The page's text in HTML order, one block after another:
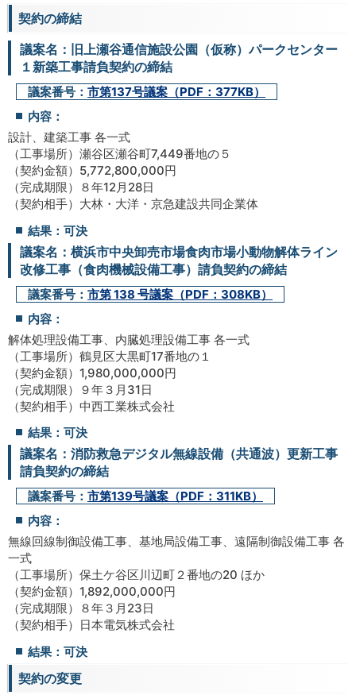
契約の締結
議案名：旧上瀬谷通信施設公園（仮称）パークセンター
１新築工事請負契約の締結
議案番号： 市第137号議案（PDF：377KB）
内容：
設計、建築工事 各一式
（工事場所）瀬谷区瀬谷町7,449番地の５
（契約金額）5,772,800,000円
（完成期限）８年12月28日
（契約相手）大林・大洋・京急建設共同企業体
結果：可決
議案名：横浜市中央卸売市場食肉市場小動物解体ライン
改修工事（食肉機械設備工事）請負契約の締結
議案番号： 市第 138 号議案（PDF：308KB）
内容：
解体処理設備工事、内臓処理設備工事 各一式
（工事場所）鶴見区大黒町17番地の１
（契約金額）1,980,000,000円
（完成期限）９年３月31日
（契約相手）中西工業株式会社
結果：可決
議案名：消防救急デジタル無線設備（共通波）更新工事
請負契約の締結
議案番号： 市第139号議案（PDF：311KB）
内容：
無線回線制御設備工事、基地局設備工事、遠隔制御設備工事 各
一式
（工事場所）保土ケ谷区川辺町２番地の20 ほか
（契約金額）1,892,000,000円
（完成期限）８年３月23日
（契約相手）日本電気株式会社
結果：可決
契約の変更